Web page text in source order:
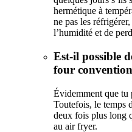
hermétique à
ne pas les
l’humidité et de
Est-il possible
four
Évidemment que tu
Toutefois, le temps
deux fois plus long
au air fryer.